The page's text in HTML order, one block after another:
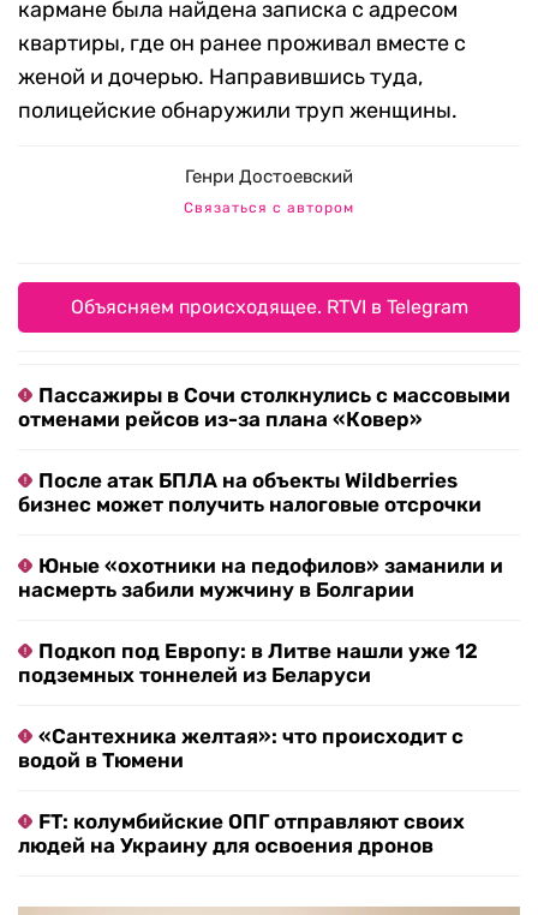
кармане была найдена записка с адресом
квартиры, где он ранее проживал вместе с
женой и дочерью. Направившись туда,
полицейские обнаружили труп женщины.
Генри Достоевский
Связаться с автором
Объясняем происходящее. RTVI в Telegram
Пассажиры в Сочи столкнулись с массовыми
отменами рейсов из-за плана «Ковер»
После атак БПЛА на объекты Wildberries
бизнес может получить налоговые отсрочки
Юные «охотники на педофилов» заманили и
насмерть забили мужчину в Болгарии
Подкоп под Европу: в Литве нашли уже 12
подземных тоннелей из Беларуси
«Сантехника желтая»: что происходит с
водой в Тюмени
FT: колумбийские ОПГ отправляют своих
людей на Украину для освоения дронов